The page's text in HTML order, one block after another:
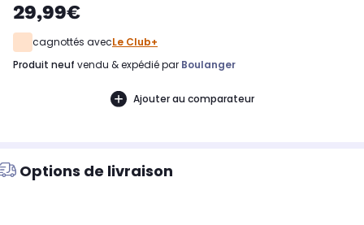
29,99€
cagnottés avecLe Club+
produit neuf vendu & expédié par Boulanger
Ajouter au comparateur
Options de livraison